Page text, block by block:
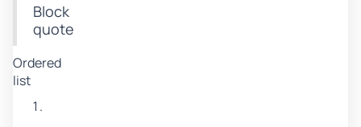
Block
quote
Ordered
list